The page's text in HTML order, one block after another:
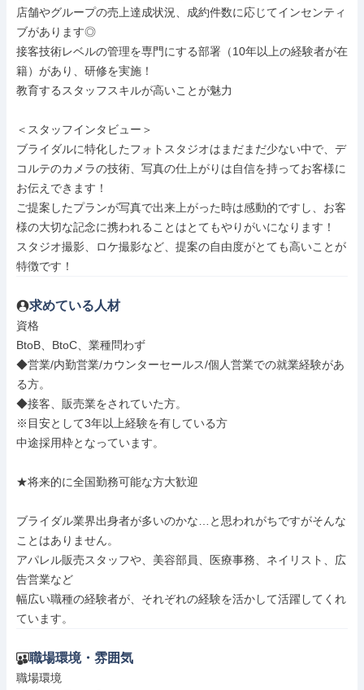
店舗やグループの売上達成状況、成約件数に応じてインセンティ
ブがあります◎
接客技術レベルの管理を専門にする部署（10年以上の経験者が在
籍）があり、研修を実施！
教育するスタッフスキルが高いことが魅力
＜スタッフインタビュー＞
ブライダルに特化したフォトスタジオはまだまだ少ない中で、デ
コルテのカメラの技術、写真の仕上がりは自信を持ってお客様に
お伝えできます！
ご提案したプランが写真で出来上がった時は感動的ですし、お客
様の大切な記念に携われることはとてもやりがいになります！
スタジオ撮影、ロケ撮影など、提案の自由度がとても高いことが
特徴です！
求めている人材
資格
BtoB、BtoC、業種問わず
◆営業/内勤営業/カウンターセールス/個人営業での就業経験があ
る方。
◆接客、販売業をされていた方。
※目安として3年以上経験を有している方
中途採用枠となっています。
★将来的に全国勤務可能な方大歓迎
ブライダル業界出身者が多いのかな…と思われがちですがそんな
ことはありません。
アパレル販売スタッフや、美容部員、医療事務、ネイリスト、広
告営業など
幅広い職種の経験者が、それぞれの経験を活かして活躍してくれ
ています。
職場環境・雰囲気
職場環境